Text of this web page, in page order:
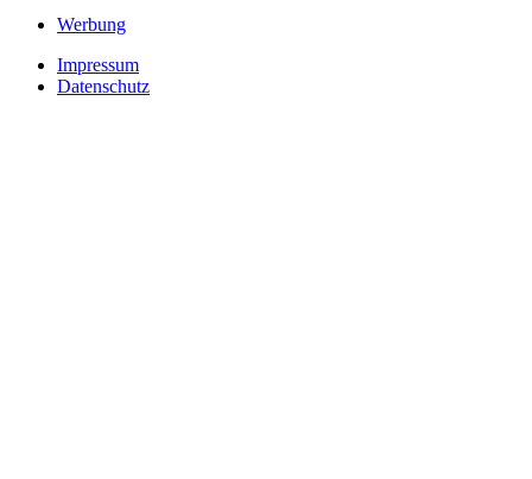
Werbung
Impressum
Datenschutz